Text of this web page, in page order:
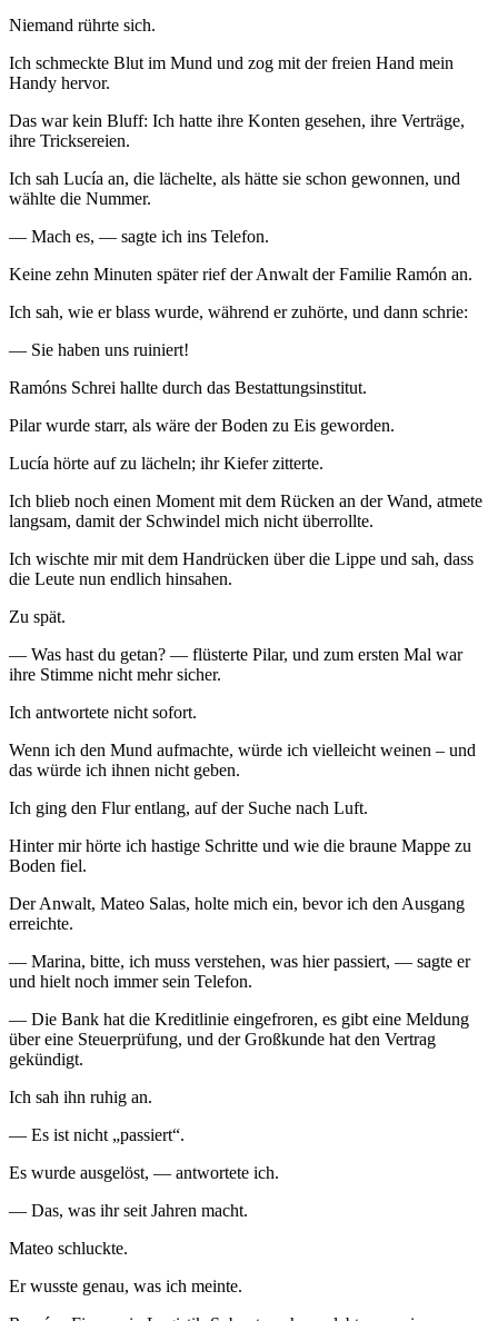
Niemand rührte sich.
Ich schmeckte Blut im Mund und zog mit der freien Hand mein
Handy hervor.
Das war kein Bluff: Ich hatte ihre Konten gesehen, ihre Verträge,
ihre Tricksereien.
Ich sah Lucía an, die lächelte, als hätte sie schon gewonnen, und
wählte die Nummer.
— Mach es, — sagte ich ins Telefon.
Keine zehn Minuten später rief der Anwalt der Familie Ramón an.
Ich sah, wie er blass wurde, während er zuhörte, und dann schrie:
— Sie haben uns ruiniert!
Ramóns Schrei hallte durch das Bestattungsinstitut.
Pilar wurde starr, als wäre der Boden zu Eis geworden.
Lucía hörte auf zu lächeln; ihr Kiefer zitterte.
Ich blieb noch einen Moment mit dem Rücken an der Wand, atmete
langsam, damit der Schwindel mich nicht überrollte.
Ich wischte mir mit dem Handrücken über die Lippe und sah, dass
die Leute nun endlich hinsahen.
Zu spät.
— Was hast du getan? — flüsterte Pilar, und zum ersten Mal war
ihre Stimme nicht mehr sicher.
Ich antwortete nicht sofort.
Wenn ich den Mund aufmachte, würde ich vielleicht weinen – und
das würde ich ihnen nicht geben.
Ich ging den Flur entlang, auf der Suche nach Luft.
Hinter mir hörte ich hastige Schritte und wie die braune Mappe zu
Boden fiel.
Der Anwalt, Mateo Salas, holte mich ein, bevor ich den Ausgang
erreichte.
— Marina, bitte, ich muss verstehen, was hier passiert, — sagte er
und hielt noch immer sein Telefon.
— Die Bank hat die Kreditlinie eingefroren, es gibt eine Meldung
über eine Steuerprüfung, und der Großkunde hat den Vertrag
gekündigt.
Ich sah ihn ruhig an.
— Es ist nicht „passiert“.
Es wurde ausgelöst, — antwortete ich.
— Das, was ihr seit Jahren macht.
Mateo schluckte.
Er wusste genau, was ich meinte.